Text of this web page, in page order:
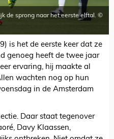
de sprong naar het eerste elftal. ©
is het de eerste keer dat ze
genoeg heeft de twee jaar
ervaring, hij maakte al
wachten nog op hun
in de Amsterdam
Daar staat tegenover
Davy Klaassen,